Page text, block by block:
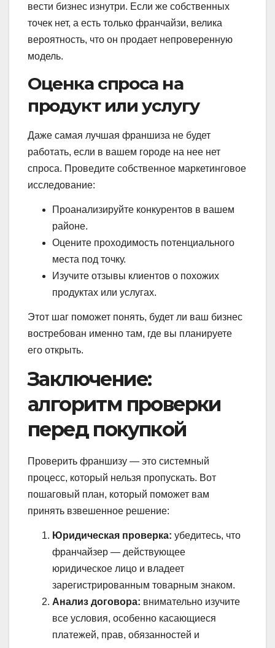
вести бизнес изнутри. Если же собственных
точек нет, а есть только франчайзи, велика
вероятность, что он продает непроверенную
модель.
Оценка спроса на
продукт или услугу
Даже самая лучшая франшиза не будет
работать, если в вашем городе на нее нет
спроса. Проведите собственное маркетинговое
исследование:
Проанализируйте конкурентов в вашем
районе.
Оцените проходимость потенциального
места под точку.
Изучите отзывы клиентов о похожих
продуктах или услугах.
Этот шаг поможет понять, будет ли ваш бизнес
востребован именно там, где вы планируете
его открыть.
Заключение:
алгоритм проверки
перед покупкой
Проверить франшизу — это системный
процесс, который нельзя пропускать. Вот
пошаговый план, который поможет вам
принять взвешенное решение:
Юридическая проверка: убедитесь, что
франчайзер — действующее
юридическое лицо и владеет
зарегистрированным товарным знаком.
Анализ договора: внимательно изучите
все условия, особенно касающиеся
платежей, прав, обязанностей и